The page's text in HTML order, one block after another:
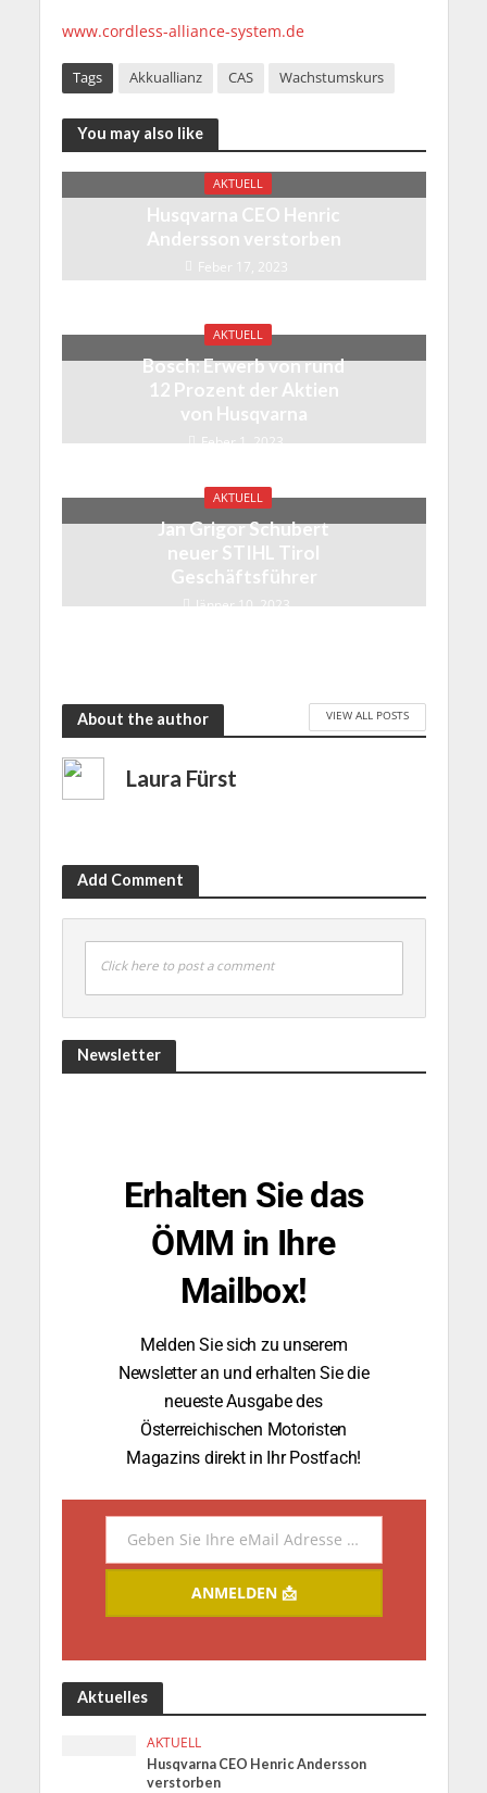
www.cordless-alliance-system.de
Tags Akkuallianz CAS Wachstumskurs
You may also like
AKTUELL
Husqvarna CEO Henric
Andersson verstorben
Feber 17, 2023
AKTUELL
Bosch: Erwerb von rund
12 Prozent der Aktien
von Husqvarna
Feber 1, 2023
AKTUELL
Jan Grigor Schubert
neuer STIHL Tirol
Geschäftsführer
Jänner 10, 2023
About the author VIEW ALL POSTS
Laura Fürst
Add Comment
Click here to post a comment
Newsletter
Erhalten Sie das
ÖMM in Ihre
Mailbox!
Melden Sie sich zu unserem
Newsletter an und erhalten Sie die
neueste Ausgabe des
Österreichischen Motoristen
Magazins direkt in Ihr Postfach!
Email Geben Sie Ihre eMail Adresse ein.
ANMELDEN 📩
Aktuelles
AKTUELL
Husqvarna CEO Henric Andersson
verstorben